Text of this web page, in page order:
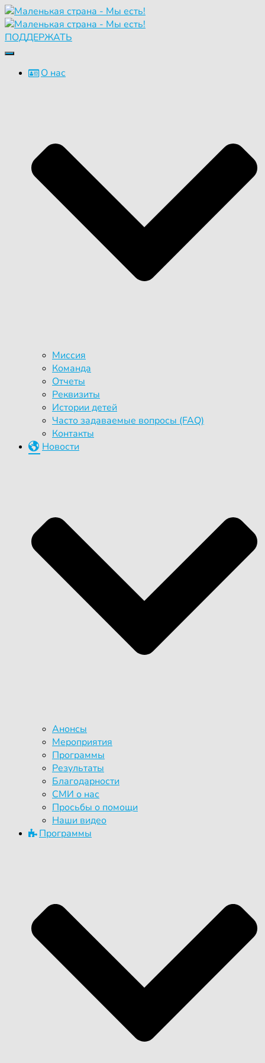
ПОДДЕРЖАТЬ
Переключить
навигациюО нас
Миссия
Команда
Отчеты
Реквизиты
Истории детей
Часто задаваемые вопросы (FAQ)
Контакты
Новости
Анонсы
Мероприятия
Программы
Результаты
Благодарности
СМИ о нас
Просьбы о помощи
Наши видео
Программы